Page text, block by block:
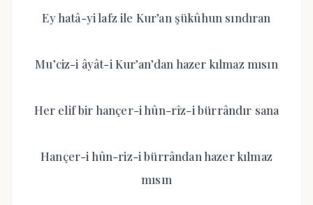
Ey hatâ-yi lafz ile Kur’an şükûhun sındıran
Mu’ciz-i âyât-i Kur’an’dan hazer kılmaz mısın
Her elif bir hançer-i hûn-rîz-i bürrândır sana
Hançer-i hûn-riz-i bürrândan hazer kılmaz
mısın